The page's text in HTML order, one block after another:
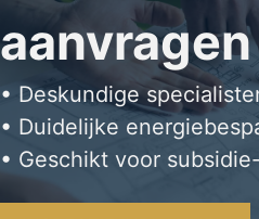
aanvragen
• Deskundige
• Duidelijke
• Geschikt voor